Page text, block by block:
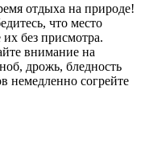
отдыха на природе!
что место
их без присмотра.
внимание на
дрожь, бледность
немедленно согрейте